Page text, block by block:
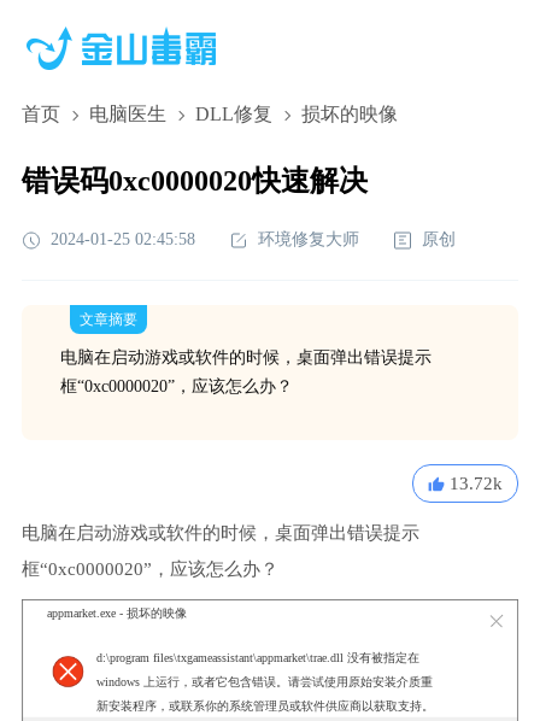
首页 电脑医生 DLL修复 损坏的映像
错误码0xc0000020快速解决
2024-01-25 02:45:58 环境修复大师 原创
文章摘要
电脑在启动游戏或软件的时候，桌面弹出错误提示
框“0xc0000020”，应该怎么办？
13.72k
电脑在启动游戏或软件的时候，桌面弹出错误提示
框“0xc0000020”，应该怎么办？
appmarket.exe - 损坏的映像
d:\program files\txgameassistant\appmarket\trae.dll 没有被指定在
windows 上运行，或者它包含错误。请尝试使用原始安装介质重
新安装程序，或联系你的系统管理员或软件供应商以获取支持。